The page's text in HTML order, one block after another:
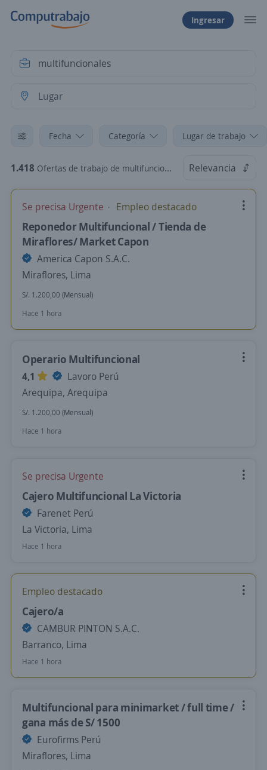
Ingresar
Fecha Categoría Lugar de trabajo
1.418 Ofertas de trabajo de multifuncionales Relevancia
Se precisa Urgente Empleo destacado
Reponedor Multifuncional / Tienda de
Miraflores/ Market Capon
America Capon S.A.C.
Miraflores, Lima
S/. 1.200,00 (Mensual)
Hace 1 hora
Operario Multifuncional
4,1
Lavoro Perú
Arequipa, Arequipa
S/. 1.200,00 (Mensual)
Hace 1 hora
Se precisa Urgente
Cajero Multifuncional La Victoria
Farenet Perú
La Victoria, Lima
Hace 1 hora
Empleo destacado
Cajero/a
CAMBUR PINTON S.A.C.
Barranco, Lima
Hace 1 hora
Multifuncional para minimarket / full time /
gana más de S/ 1500
Eurofirms Perú
Miraflores, Lima